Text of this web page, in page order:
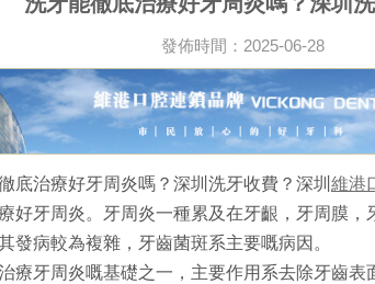
發佈時間：2025-06-28
底治療好牙周炎嗎？深圳洗牙收費？深圳 維港
好牙周炎。牙周炎一種累及在牙齦，牙周膜，
發病較為複雜，牙齒菌斑系主要嘅病因。
療牙周炎嘅基礎之一，主要作用系去除牙齒表